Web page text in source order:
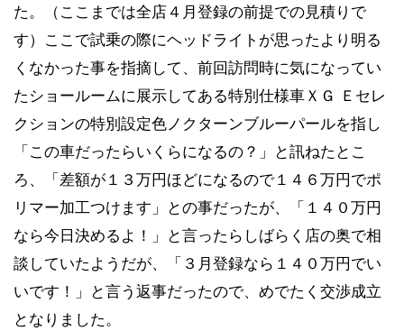
た。（ここまでは全店４月登録の前提での見積りで
す）ここで試乗の際にヘッドライトが思ったより明る
くなかった事を指摘して、前回訪問時に気になってい
たショールームに展示してある特別仕様車ＸＧ Ｅセレ
クションの特別設定色ノクターンブルーパールを指し
「この車だったらいくらになるの？」と訊ねたとこ
ろ、「差額が１３万円ほどになるので１４６万円でポ
リマー加工つけます」との事だったが、「１４０万円
なら今日決めるよ！」と言ったらしばらく店の奥で相
談していたようだが、「３月登録なら１４０万円でい
いです！」と言う返事だったので、めでたく交渉成立
となりました。